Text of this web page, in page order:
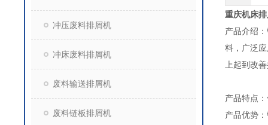
冲压废料排屑机
冲床废料排屑机
废料输送排屑机
废料链板排屑机
重庆机床
产品介绍
料，广泛
上起到改
产品特点
产品优势